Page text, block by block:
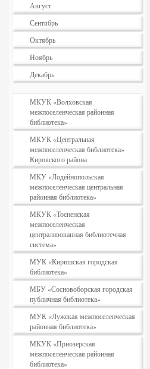
Август
Сентябрь
Октябрь
Ноябрь
Декабрь
МКУК «Волховская
межпоселенческая районная
библиотека»
МКУК «Центральная
межпоселенческая библиотека»
Кировского района
МКУ «Лодейнопольская
межпоселенческая центральная
районная библиотека»
МКУК «Тосненская
межпоселенческая
централизованная библиотечная
система»
МУК «Киришская городская
библиотека»
МБУ «Сосновоборская городская
публичная библиотека»
МУК «Лужская межпоселенческая
районная библиотека»
МКУК «Приозерская
межпоселенческая районная
библиотека»